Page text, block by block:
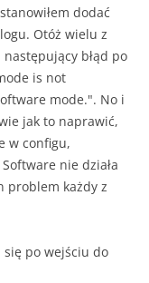
dodać
Otóż wielu z
błąd po
is not
mode.". No i
jak to naprawić,
w configu,
nie działa
problem każdy z
się po wejściu do